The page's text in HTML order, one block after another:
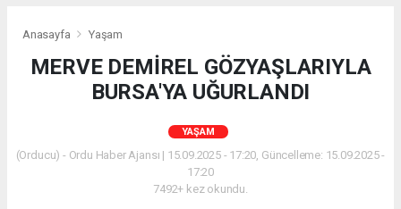
Anasayfa Yaşam
MERVE DEMİREL GÖZYAŞLARIYLA
BURSA'YA UĞURLANDI
YAŞAM
(Orducu) - Ordu Haber Ajansı | 15.09.2025 - 17:20, Güncelleme: 15.09.2025 -
17:20
7492+ kez okundu.